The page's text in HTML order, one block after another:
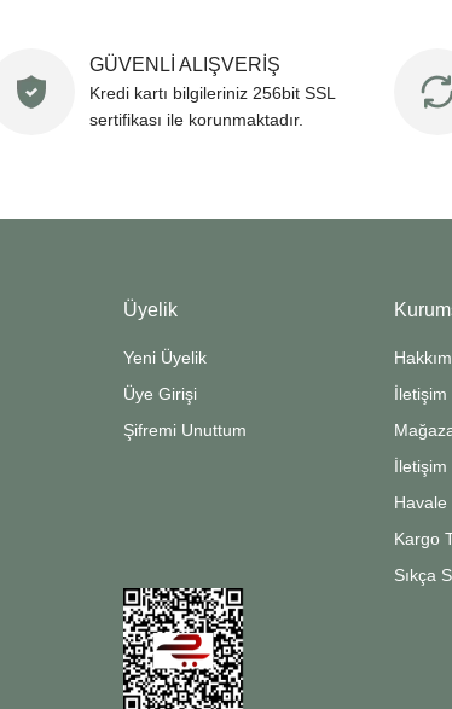
GÜVENLİ ALIŞVERİŞ
Kredi kartı bilgileriniz 256bit SSL
sertifikası ile korunmaktadır.
Üyelik
Yeni Üyelik
Üye Girişi
Şifremi Unuttum
İletişim
İletişim
Havale
Kargo
Sıkça